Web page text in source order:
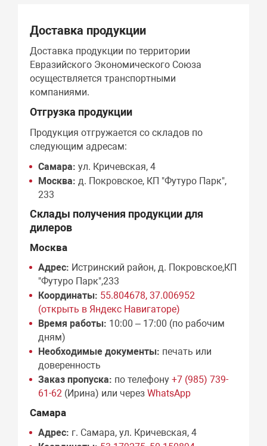
Доставка продукции
Доставка продукции по территории
Евразийского Экономического Союза
осуществляется транспортными
компаниями.
Отгрузка продукции
Продукция отгружается со складов по
следующим адресам:
Самара: ул. Кричевская, 4
Москва: д. Покровское, КП "Футуро Парк",
233
Склады получения продукции для
дилеров
Москва
Адрес: Истринский район, д. Покровское,КП
"Футуро Парк",233
Координаты: 55.804678, 37.006952
(открыть в Яндекс Навигаторе)
Время работы: 10:00 – 17:00 (по рабочим
дням)
Необходимые документы: печать или
доверенность
Заказ пропуска: по телефону+7 (985) 739-
61-62 (Ирина) или черезWhatsApp
Самара
Адрес: г. Самара, ул. Кричевская, 4